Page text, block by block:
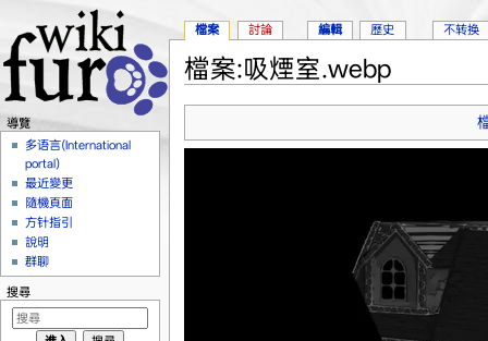
檔案:吸煙室.webp
檔案 討論 編輯 歷史 不转换
導覽
多语言(International
portal)
最近變更
隨機頁面
方针指引
說明
群聊
搜尋